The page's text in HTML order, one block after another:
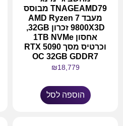
TNAGEAMD79 מבוסס
מעבד AMD Ryzen 7
9800X3D זכרון 32GB,
אחסון 1TB NVMe
וכרטיס מסך RTX 5090
OC 32GB GDDR7
₪18,779
הוספה לסל